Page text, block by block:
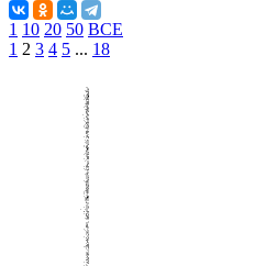
1 10 20 50 ВСЕ
1 2 3 4 5 ... 18